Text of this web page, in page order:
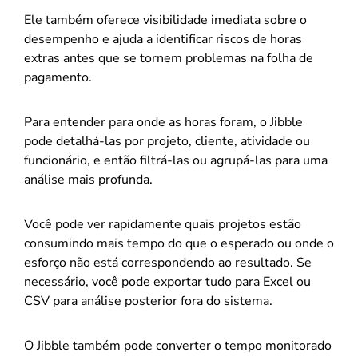
Ele também oferece visibilidade imediata sobre o
desempenho e ajuda a identificar riscos de horas
extras antes que se tornem problemas na folha de
pagamento.
Para entender para onde as horas foram, o Jibble
pode detalhá-las por projeto, cliente, atividade ou
funcionário, e então filtrá-las ou agrupá-las para uma
análise mais profunda.
Você pode ver rapidamente quais projetos estão
consumindo mais tempo do que o esperado ou onde o
esforço não está correspondendo ao resultado. Se
necessário, você pode exportar tudo para Excel ou
CSV para análise posterior fora do sistema.
O Jibble também pode converter o tempo monitorado